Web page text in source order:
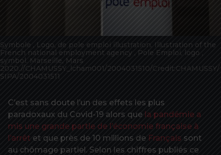
Symbole , Logo, de pole emploi illustration. Illustration of the
French national employment agency , Pole Emploi, logo ,
symbol. Marseille, Mars
2020.//CHAMUSSY_lcham001/2004031510/Credit:CHAMUSSY/
SIPA/2004031511
C’est sans doute l’un des effets les plus
paradoxaux du Covid-19 alors que la pandémie a
mis une grande partie de l’économie française à
l’arrêt et que près de 10 millions de Français sont
au chômage partiel. Selon les chiffres publiés ce